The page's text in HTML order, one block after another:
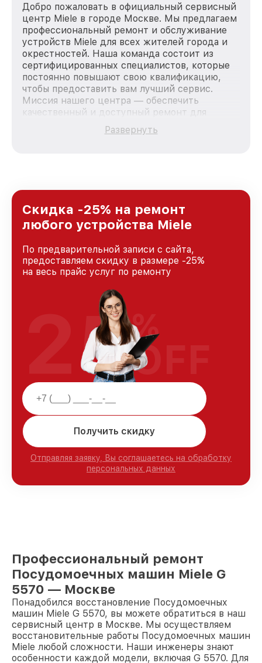
Добро пожаловать в официальный сервисный
центр Miele в городе Москве. Мы предлагаем
профессиональный ремонт и обслуживание
устройств Miele для всех жителей города и
окрестностей. Наша команда состоит из
сертифицированных специалистов, которые
постоянно повышают свою квалификацию,
чтобы предоставить вам лучший сервис.
Миссия нашего центра — обеспечить
качественный и доступный ремонт для
каждого пользователя продукции Miele, вне
зависимости от сложности поломки. Мы
и лояльности наших клиентов.
Развернуть
Скидка -25% на ремонт
любого устройства Miele
По предварительной записи с сайта,
предоставляем скидку в размере -25%
на весь прайс услуг по ремонту
Получить скидку
Отправляя заявку, Вы соглашаетесь на обработку
персональных данных
25%
OFF
Профессиональный ремонт
Посудомоечных машин Miele G
5570 — Москве
Понадобился восстановление Посудомоечных
машин Miele G 5570, вы можете обратиться в наш
сервисный центр в Москве. Мы осуществляем
восстановительные работы Посудомоечных машин
Miele любой сложности. Наши инженеры знают
особенности каждой модели, включая G 5570. Для